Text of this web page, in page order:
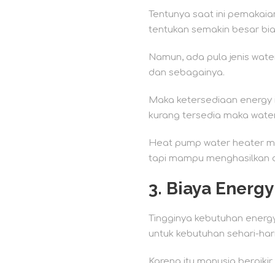
Tentunya saat ini
tentukan semakin besar
Namun, ada pula jenis
dan sebagainya.
Maka ketersediaan
kurang tersedia maka
Heat pump water heater
tapi mampu menghasilkan
3. Biaya
Tingginya kebutuhan
untuk kebutuhan sehari-